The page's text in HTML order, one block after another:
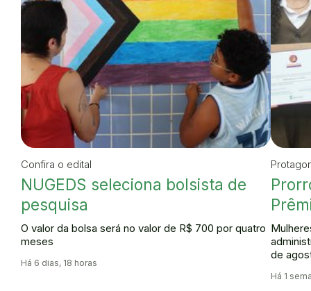
Confira o edital
NUGEDS seleciona bolsista de
pesquisa
O valor da bolsa será no valor de R$ 700 por quatro
meses
Há 6 dias, 18 horas
de
Há 1